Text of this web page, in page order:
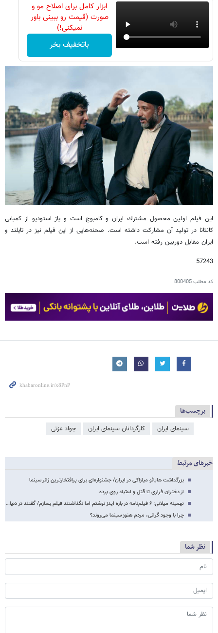
ابزار کامل برای اصلاح مو و
صورت (قیمت رو ببینی باور
نمیکنی!)
باتخفیف بخر
اين فيلم اولين محصول مشترك ايران و كامبوج است و پاز استوديو از كمپانى
كانتانا در تولید آن مشاركت داشته است. صحنه‌هايى از اين فيلم نيز در تايلند و
ايران مقابل دوربين رفته است.
57243
کد مطلب800405
برچسب‌ها
سینمای ایران کارگردانان سینمای ایران جواد عزتی
خبرهای مرتبط
بزرگداشت هایائو میازاکی در ایران/ جشنواره‌ای برای پرافتخارترین ژانر سینما
از دختران فراری تا قتل و اعتیاد روی پرده
تهمینه میلانی: ۶ فیلم‌نامه در باره ایدز نوشتم اما نگذاشتند فیلم بسازم/ گفتند در دنیا…
چرا با وجود گرانی، مردم هنوز سینما می‌روند؟
نظر شما